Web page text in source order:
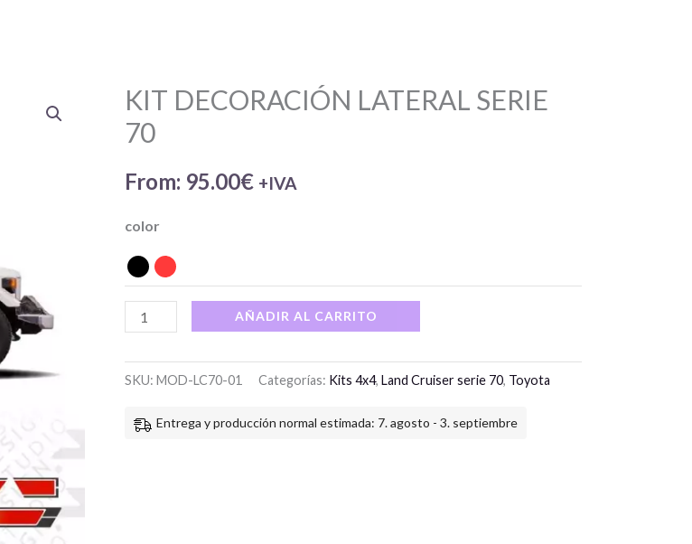
KIT DECORACIÓN LATERAL SERIE
70
From: 95.00€ +IVA
color
KIT
DECORACIÓN
LATERAL
SERIE
cantidad
AÑADIR AL CARRITO
SKU: MOD-LC70-01 Categorías: Kits 4x4, Land Cruiser serie 70, Toyota
Entrega y producción normal estimada: 7. agosto - 3. septiembre